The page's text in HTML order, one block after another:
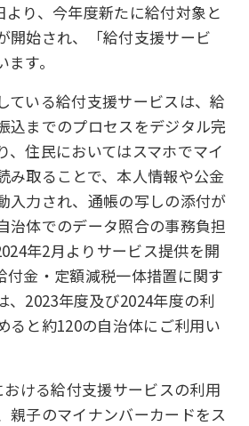
より、今年度新たに給付対象と
開始され、「給付支援サービ
す。
ている給付支援サービスは、給
込までのプロセスをデジタル完
、住民においてはスマホでマイ
み取ることで、本人情報や公金
入力され、通帳の写しの添付が
治体でのデータ照合の事務負担
年2月よりサービス提供を開
付金・定額減税一体措置に関す
、2023年度及び2024年度の利
ると約120の自治体にご利用い
ける給付支援サービスの利用
親子のマイナンバーカードをス